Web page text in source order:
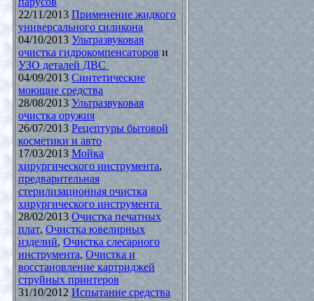
22/11/2013 Применение жидкого
универсального силикона
04/10/2013 Ультразвуковая
очистка гидрокомпенсаторов и
УЗО деталей ДВС
04/09/2013 Синтетические
моющие средства
28/08/2013 Ультразвуковая
очистка оружия
26/07/2013 Рецептуры бытовой
косметики и авто
17/03/2013 Мойка
хирургического инструмента,
предварительная
стерилизационная очистка
хирургического инструмента
28/02/2013 Очистка печатных
плат, Очистка ювелирных
изделий, Очистка слесарного
инструмента, Очистка и
восстановление картриджей
струйных принтеров
31/10/2012 Испытание средства